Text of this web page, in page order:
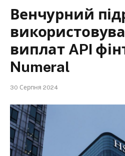
Венчурний
виплат API
Numeral
30 Серпня 2024